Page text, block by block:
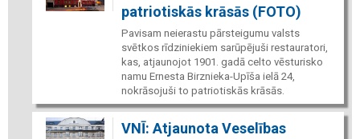
patriotiskās krāsās (FOTO)
Pavisam neierastu pārsteigumu valsts
svētkos rīdziniekiem sarūpējuši restauratori,
kas, atjaunojot 1901. gadā celto vēsturisko
namu Ernesta Birznieka-Upīša ielā 24,
nokrāsojuši to patriotiskās krāsās.
VNĪ: Atjaunota Veselības